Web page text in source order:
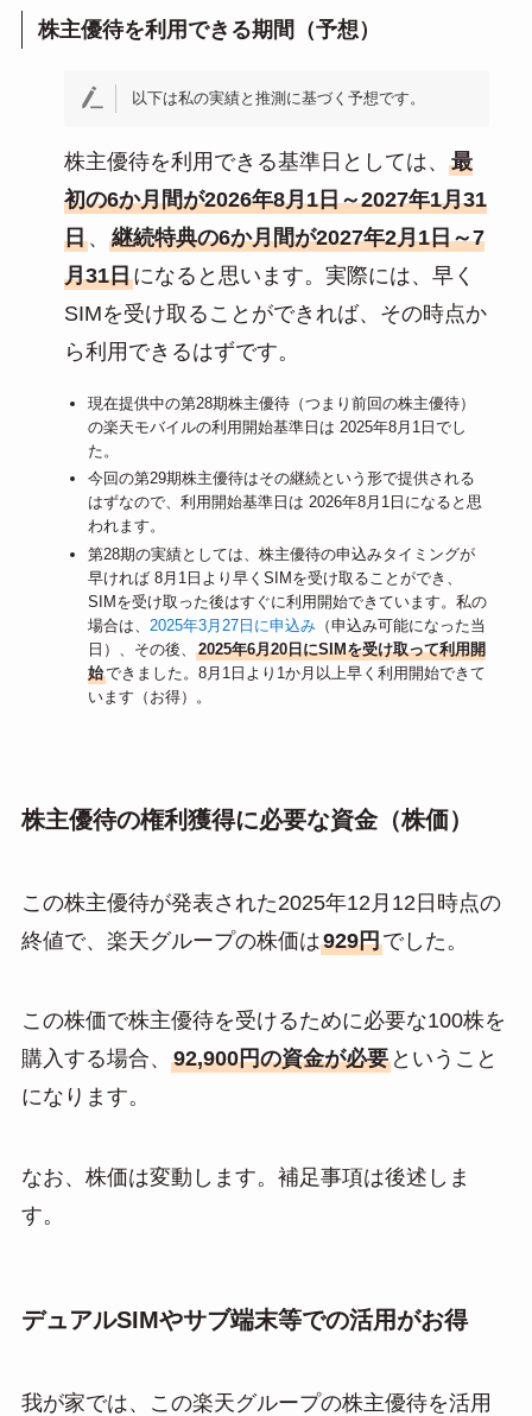
株主優待を利用できる期間（予想）
以下は私の実績と推測に基づく予想です。
株主優待を利用できる基準日としては、 最
初の6か月間が2026年8月1日～2027年1月31
日、 継続特典の6か月間が2027年2月1日～7
月31日になると思います。実際には、早く
SIMを受け取ることができれば、その時点か
ら利用できるはずです。
現在提供中の第28期株主優待（つまり前回の株主優待）
の楽天モバイルの利用開始基準日は 2025年8月1日でし
た。
今回の第29期株主優待はその継続という形で提供される
はずなので、利用開始基準日は 2026年8月1日になると思
われます。
第28期の実績としては、株主優待の申込みタイミングが
早ければ 8月1日より早くSIMを受け取ることができ、
SIMを受け取った後はすぐに利用開始できています。私の
場合は、 2025年3月27日に申込み（申込み可能になった当
日）、その後、
2025年6月20日にSIMを受け取って利用開
始できました。8月1日より1か月以上早く利用開始できて
います（お得）。
株主優待の権利獲得に必要な資金（株価）
この株主優待が発表された2025年12月12日時点の
終値で、楽天グループの株価は929円でした。
この株価で株主優待を受けるために必要な100株を
購入する場合、 92,900円の資金が必要ということ
になります。
なお、株価は変動します。補足事項は後述しま
す。
デュアルSIMやサブ端末等での活用がお得
我が家では、この楽天グループの株主優待を活用